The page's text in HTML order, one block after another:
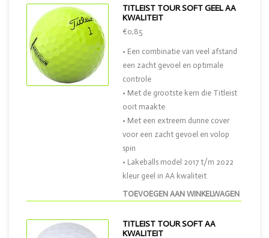
TITLEIST TOUR SOFT GEEL AA
KWALITEIT
TOEVOEGEN AAN WINKELWAGEN
€0,85
• Een combinatie van veel afstand
een zacht gevoel en optimale
controle
• Met de grootste kern die Titleist
ooit maakte
• Met een extreem dunne cover
voor een zacht gevoel en volop
spin
• Lakeballs model 2017 t/m 2022
kleur geel in AA kwaliteit
TITLEIST TOUR SOFT AA
KWALITEIT